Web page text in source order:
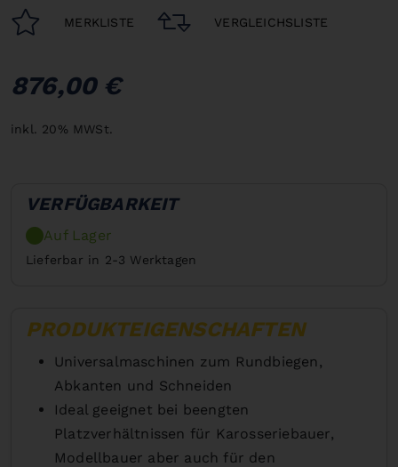
MERKLISTE VERGLEICHSLISTE
876,00 €
inkl. 20% MWSt.
VERFÜGBARKEIT
Auf Lager
Lieferbar in 2-3 Werktagen
PRODUKTEIGENSCHAFTEN
Universalmaschinen zum Rundbiegen,
Abkanten und Schneiden
Ideal geeignet bei beengten
Platzverhältnissen für Karosseriebauer,
Modellbauer aber auch für den